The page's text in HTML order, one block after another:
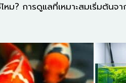
? การดูแลที่เหมาะสมเริ่มต้นจา